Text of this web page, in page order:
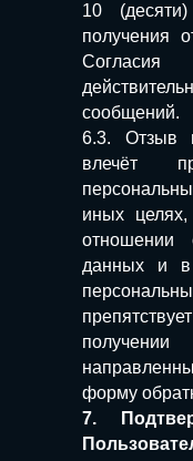
10
получения
сообщений.
6.3. Отзыв
влечёт
иных
отношении
данных и в
форму
7.